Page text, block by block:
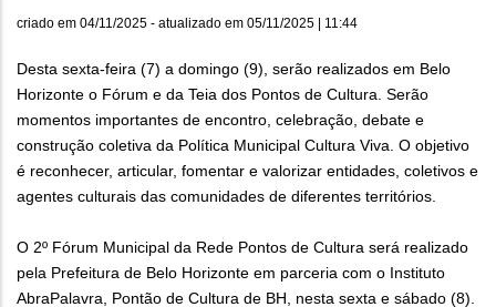
criado em 04/11/2025 - atualizado em 05/11/2025 | 11:44
Desta sexta-feira (7) a domingo (9), serão realizados em Belo
Horizonte o Fórum e da Teia dos Pontos de Cultura. Serão
momentos importantes de encontro, celebração, debate e
construção coletiva da Política Municipal Cultura Viva. O objetivo
é reconhecer, articular, fomentar e valorizar entidades, coletivos e
agentes culturais das comunidades de diferentes territórios.
O 2º Fórum Municipal da Rede Pontos de Cultura será realizado
pela Prefeitura de Belo Horizonte em parceria com o Instituto
AbraPalavra, Pontão de Cultura de BH, nesta sexta e sábado (8).